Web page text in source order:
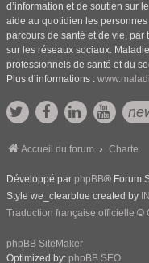
d’information et de soutien sur
aide au quotidien les
parcours de santé et de vie,
sur les réseaux sociaux.
professionnels de santé et du
Plus d’informations :
Accueil du forum Charte
Développé par phpBB® Forum
Style we_clearblue created by
Traduction française officielle ©
phpBB SiteMaker
Optimized by: phpBB SEO